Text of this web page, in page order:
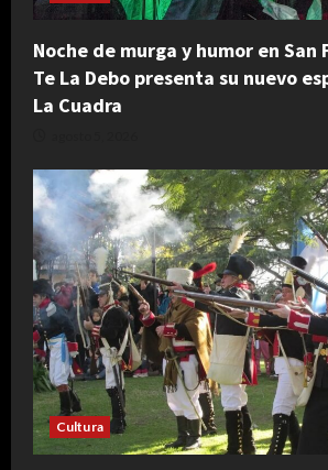
Noche de murga y humor en San
Te La Debo presenta su nuevo
La Cuadra
Cultura